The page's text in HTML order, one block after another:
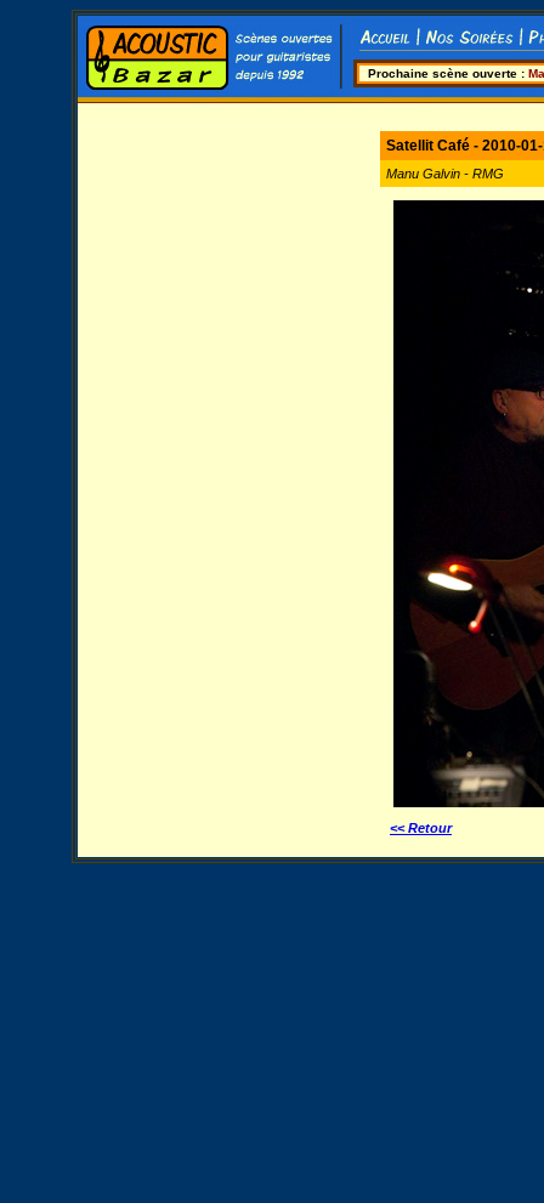
Prochaine scène ouverte :
Satellit Café - 2010-
Manu Galvin - RMG
<< Retour